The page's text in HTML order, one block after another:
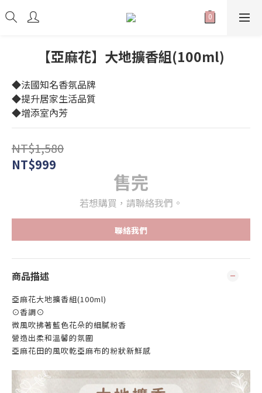
【亞麻花】大地擴香組(100ml)
◆法國知名香氛品牌
◆提升居家生活品質
◆增添室內芳
NT$1,580
NT$999
售完
若想購買，請聯絡我們。
聯絡我們
商品描述
亞麻花大地擴香組(100ml)
⊙香調⊙
微風吹拂著藍色花朵的細膩粉香
營造出柔和溫馨的氛圍
亞麻花田的風吹乾亞麻布的粉狀新鮮感